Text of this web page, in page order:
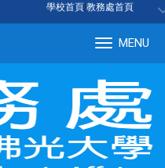
學校首頁 教務處首頁
MENU